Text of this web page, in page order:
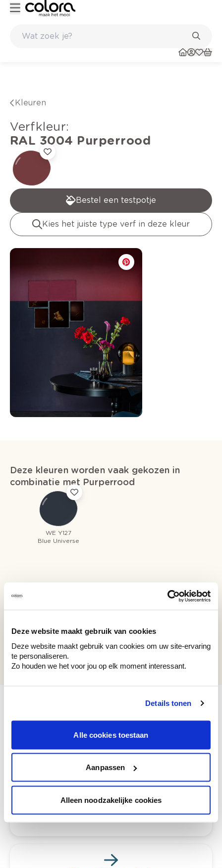
Deze website maakt gebruik van cookies
Deze website maakt gebruik van cookies om uw site-ervaring
te personaliseren.
Zo houden we het voor jou op elk moment interessant.
Details tonen
Alle cookies toestaan
Aanpassen
Alleen noodzakelijke cookies
Kleuren
verfkleur:
RAL 3004 Purperrood
Bestel een testpotje
Kies het juiste type verf in deze kleur
Deze kleuren worden vaak gekozen in
combinatie met Purperrood
WE Y127
Blue Universe
Recent bekeken kleuren
RAL 3004
Purperrood
Bekijk je kleur in de winkel
Ontdek er kleurechte stalen van je
te verfijnen.
Krijg persoonlijk advies om kleuren te
combineren.